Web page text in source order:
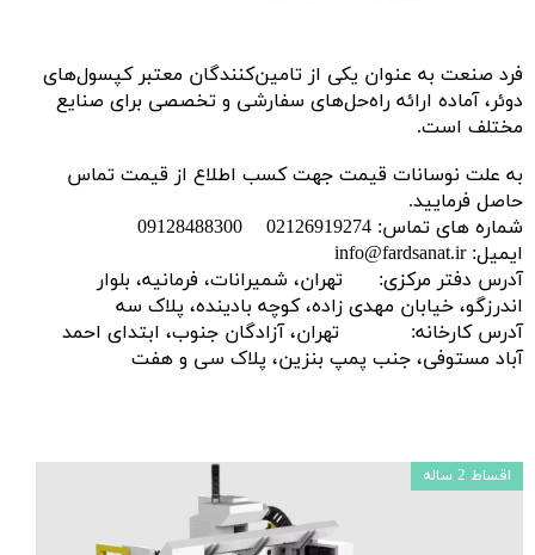
فرد صنعت به عنوان یکی از تامین‌کنندگان معتبر کپسول‌های
دوئر، آماده ارائه راه‌حل‌های سفارشی و تخصصی برای صنایع
مختلف است.
به علت نوسانات قیمت جهت کسب اطلاع از قیمت تماس
حاصل فرمایید.
شماره های تماس: 02126919274 09128488300
ایمیل: info@fardsanat.ir
آدرس دفتر مرکزی: تهران، شمیرانات، فرمانیه، بلوار
اندرزگو، خیابان مهدی زاده، کوچه بادینده، پلاک سه
آدرس کارخانه: تهران، آزادگان جنوب، ابتدای احمد
آباد مستوفی، جنب پمپ بنزین، پلاک سی و هفت
اقساط 2 ساله